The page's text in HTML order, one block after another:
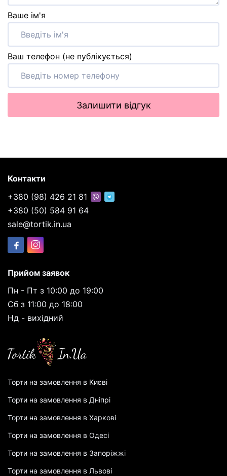
Ваше ім'я
Ваш телефон (не публікується)
Залишити відгук
Контакти
+380 (98) 426 21 81
+380 (50) 584 91 64
sale@tortik.in.ua
Прийом заявок
Пн - Пт з 10:00 до 19:00
Сб з 11:00 до 18:00
Нд - вихідний
Торти на замовлення в Києві
Торти на замовлення в Дніпрі
Торти на замовлення в Харкові
Торти на замовлення в Одесі
Торти на замовлення в Запоріжжі
Торти на замовлення в Львові